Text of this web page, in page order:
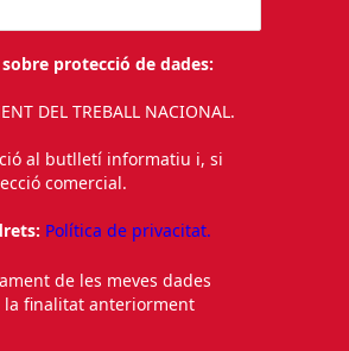
protecció de dades:
DEL TREBALL NACIONAL.
al butlletí informatiu i, si
comercial.
Política de privacitat.
de les meves dades
la finalitat anteriorment